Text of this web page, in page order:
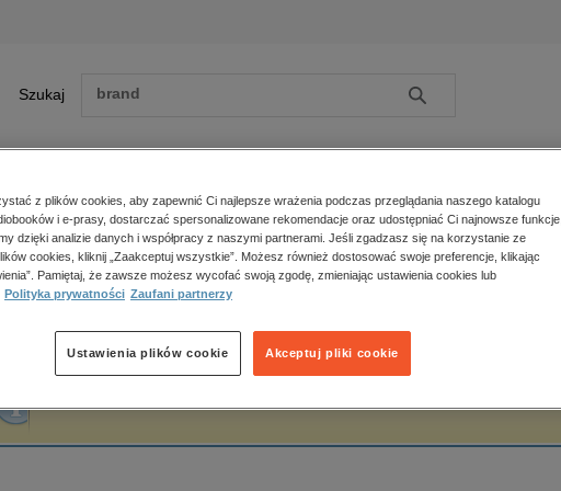
Szukaj Szukaj
Zobacz wszystkie E-prasa
polityka, społeczno-informacyjne
psychologiczne
popularno-naukowe
historia
główna Maria Dekert
Dekert
z plików cookies, aby zapewnić Ci najlepsze wrażenia podczas przeglądania naszego katalogu
i e-prasy, dostarczać spersonalizowane rekomendacje oraz udostępniać Ci najnowsze funkcje,
dzięki analizie danych i współpracy z naszymi partnerami. Jeśli zgadzasz się na korzystanie ze
cookies, kliknij „Zaakceptuj wszystkie”. Możesz również dostosować swoje preferencje, klikając
Pamiętaj, że zawsze możesz wycofać swoją zgodę, zmieniając ustawienia cookies lub
Polityka prywatności Zaufani partnerzy
Akceptuj pliki cookie
Ustawienia plików cookie